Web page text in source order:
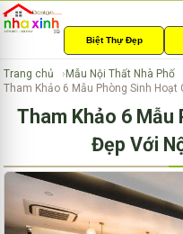
Biệt Thự Đẹp
Trang chủ
Mẫu Nội Thất Nhà Phố
Tham Khảo 6 Mẫu Phòng Sinh Hoạt
Tham Khảo 6 Mẫu
Đẹp Với